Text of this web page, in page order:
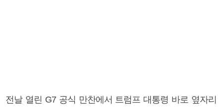
전날 열린 G7 공식 만찬에서 트럼프 대통령 바로 옆자리